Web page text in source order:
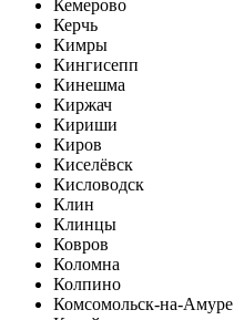
Кемерово
Керчь
Кимры
Кингисепп
Кинешма
Киржач
Кириши
Киров
Киселёвск
Кисловодск
Клин
Клинцы
Ковров
Коломна
Колпино
Комсомольск-на-Амуре